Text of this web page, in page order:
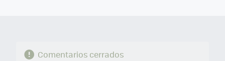
Comentarios cerrados